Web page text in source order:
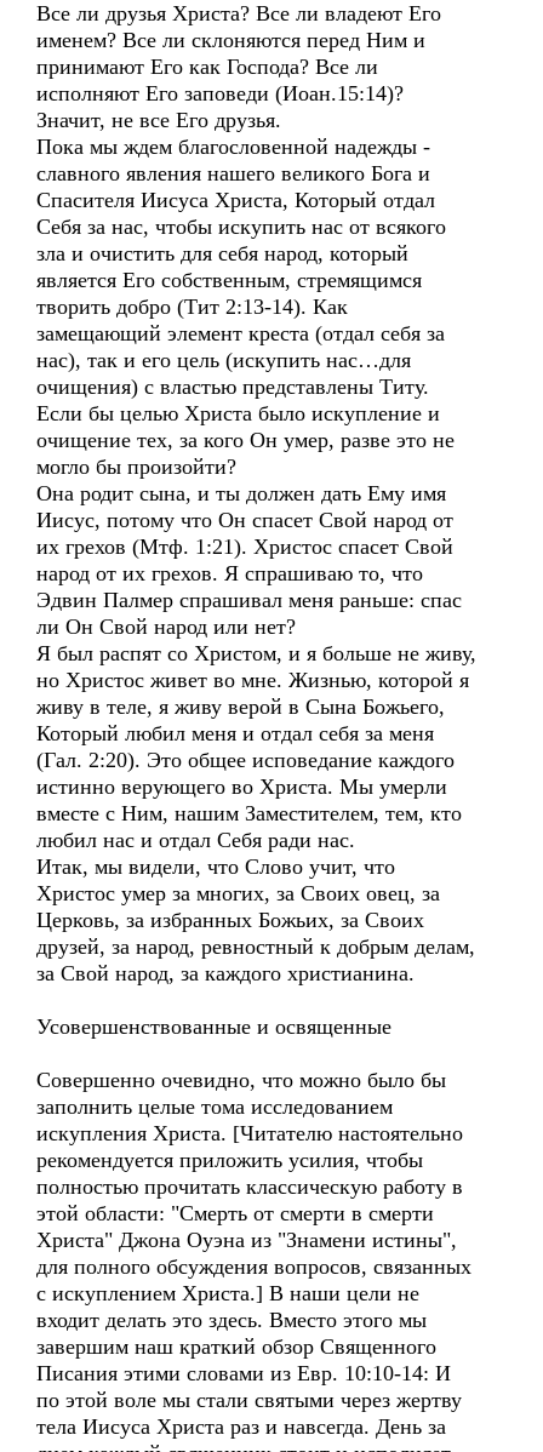
Все ли друзья Христа? Все ли владеют Его
именем? Все ли склоняются перед Ним и
принимают Его как Господа? Все ли
исполняют Его заповеди (Иоан.15:14)?
Значит, не все Его друзья.
Пока мы ждем благословенной надежды -
славного явления нашего великого Бога и
Спасителя Иисуса Христа, Который отдал
Себя за нас, чтобы искупить нас от всякого
зла и очистить для себя народ, который
является Его собственным, стремящимся
творить добро (Тит 2:13-14). Как
замещающий элемент креста (отдал себя за
нас), так и его цель (искупить нас…для
очищения) с властью представлены Титу.
Если бы целью Христа было искупление и
очищение тех, за кого Он умер, разве это не
могло бы произойти?
Она родит сына, и ты должен дать Ему имя
Иисус, потому что Он спасет Свой народ от
их грехов (Мтф. 1:21). Христос спасет Свой
народ от их грехов. Я спрашиваю то, что
Эдвин Палмер спрашивал меня раньше: спас
ли Он Свой народ или нет?
Я был распят со Христом, и я больше не живу,
но Христос живет во мне. Жизнью, которой я
живу в теле, я живу верой в Сына Божьего,
Который любил меня и отдал себя за меня
(Гал. 2:20). Это общее исповедание каждого
истинно верующего во Христа. Мы умерли
вместе с Ним, нашим Заместителем, тем, кто
любил нас и отдал Себя ради нас.
Итак, мы видели, что Слово учит, что
Христос умер за многих, за Своих овец, за
Церковь, за избранных Божьих, за Своих
друзей, за народ, ревностный к добрым делам,
за Свой народ, за каждого христианина.
Усовершенствованные и освященные
Совершенно очевидно, что можно было бы
заполнить целые тома исследованием
искупления Христа. [Читателю настоятельно
рекомендуется приложить усилия, чтобы
полностью прочитать классическую работу в
этой области: "Смерть от смерти в смерти
Христа" Джона Оуэна из "Знамени истины",
для полного обсуждения вопросов, связанных
с искуплением Христа.] В наши цели не
входит делать это здесь. Вместо этого мы
завершим наш краткий обзор Священного
Писания этими словами из Евр. 10:10-14: И
по этой воле мы стали святыми через жертву
тела Иисуса Христа раз и навсегда. День за